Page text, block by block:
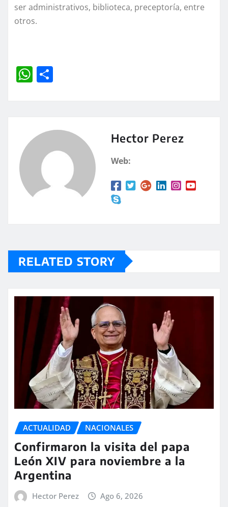
ser administrativos, biblioteca, preceptoría, entre
otros.
W
A
p
rt
Hector Perez
Web:
RELATED STORY
ACTUALIDAD NACIONALES
Confirmaron la visita del papa
León XIV para noviembre a la
Argentina
Hector Perez Ago 6, 2026